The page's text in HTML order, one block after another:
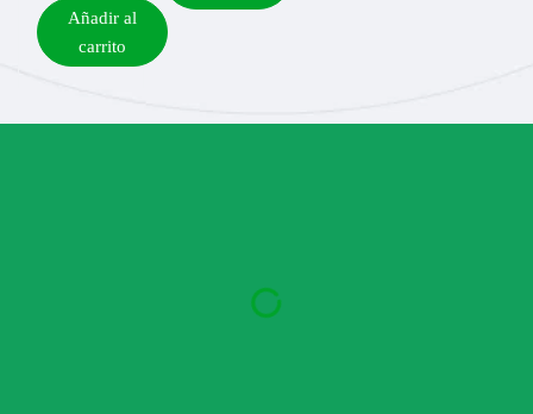
Añadir al
carrito